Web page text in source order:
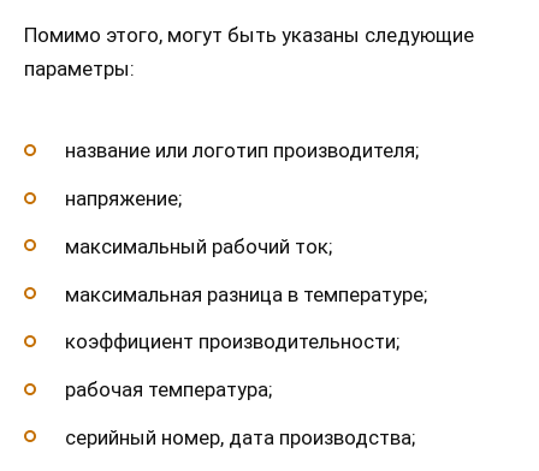
Помимо этого, могут быть указаны следующие
параметры:
название или логотип производителя;
напряжение;
максимальный рабочий ток;
максимальная разница в температуре;
коэффициент производительности;
рабочая температура;
серийный номер, дата производства;